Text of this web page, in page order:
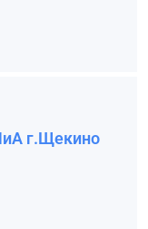
г.Щекино